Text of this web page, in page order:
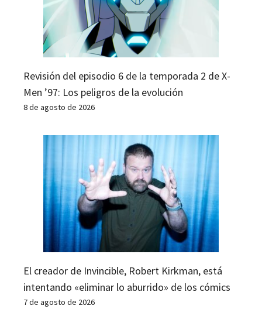
Revisión del episodio 6 de la temporada 2 de X-
Men ’97: Los peligros de la evolución
8 de agosto de 2026
El creador de Invincible, Robert Kirkman, está
intentando «eliminar lo aburrido» de los cómics
7 de agosto de 2026